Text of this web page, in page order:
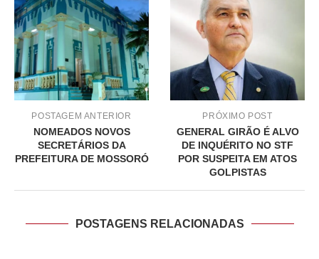
POSTAGEM ANTERIOR
NOMEADOS NOVOS
SECRETÁRIOS DA
PREFEITURA DE MOSSORÓ
PRÓXIMO POST
GENERAL GIRÃO É ALVO
DE INQUÉRITO NO STF
POR SUSPEITA EM ATOS
GOLPISTAS
POSTAGENS RELACIONADAS